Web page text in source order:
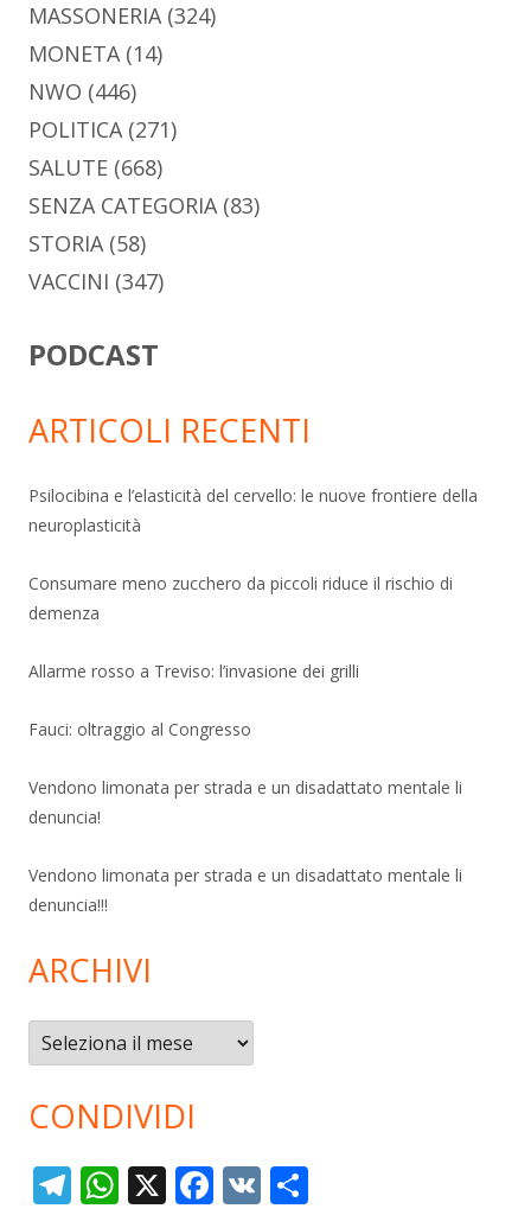
MASSONERIA(324)
MONETA(14)
NWO (446)
POLITICA(271)
SALUTE (668)
SENZA CATEGORIA(83)
STORIA(58)
VACCINI (347)
PODCAST
ARTICOLI RECENTI
Psilocibina e l’elasticità del cervello: le nuove frontiere della
neuroplasticità
Consumare meno zucchero da piccoli riduce il rischio di
demenza
Allarme rosso a Treviso: l’invasione dei grilli
Fauci: oltraggio al Congresso
Vendono limonata per strada e un disadattato mentale li
denuncia!
Vendono limonata per strada e un disadattato mentale li
denuncia!!!
ARCHIVI
Archivi
CONDIVIDI
T W X F V